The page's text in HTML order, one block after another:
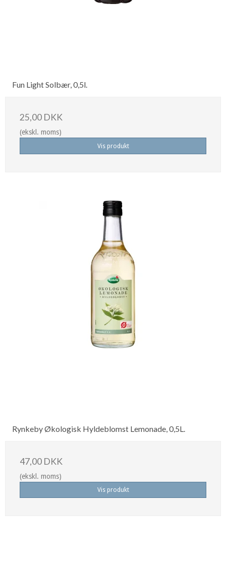
Fun Light Solbær, 0,5l.
25,00 DKK
(ekskl. moms)
Vis produkt
Rynkeby Økologisk Hyldeblomst Lemonade, 0,5L.
47,00 DKK
(ekskl. moms)
Vis produkt